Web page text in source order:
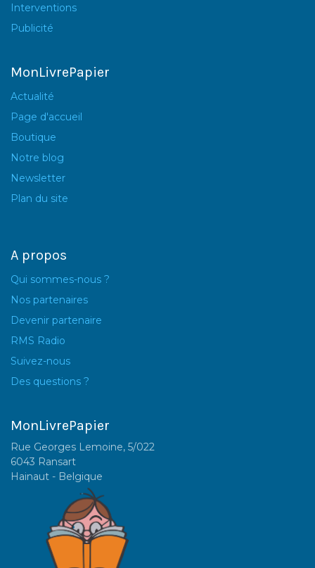
Interventions
Publicité
MonLivrePapier
Actualité
Page d'accueil
Boutique
Notre blog
Newsletter
Plan du site
A propos
Qui sommes-nous ?
Nos partenaires
Devenir partenaire
RMS Radio
Suivez-nous
Des questions ?
MonLivrePapier
Rue Georges Lemoine, 5/022
6043 Ransart
Hainaut - Belgique